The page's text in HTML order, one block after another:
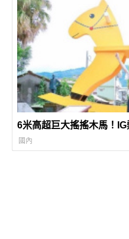
6米高超巨大搖搖木馬！
國內